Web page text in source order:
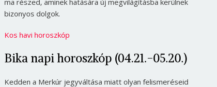
ma részed, aminek hatására új megvilágításba kerülnek
bizonyos dolgok.
Kos havi horoszkóp
Bika napi horoszkóp (04.21.-05.20.)
Kedden a Merkúr jegyváltása miatt olyan felismeréseid